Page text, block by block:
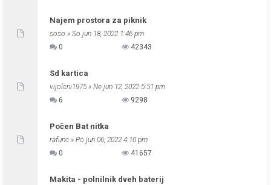
Najem prostora za piknik
soso » So jun 18, 2022 1:46 pm
0
42343
Sd kartica
vijolcni1975» Ne jun 12, 2022 5:51 pm
6
9298
Počen Bat nitka
rafunc » Po jun 06, 2022 4:10 pm
0
41657
Makita - polnilnik dveh baterij